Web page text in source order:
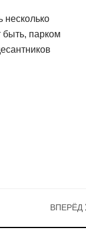
несколько
парком
ВПЕРЁД